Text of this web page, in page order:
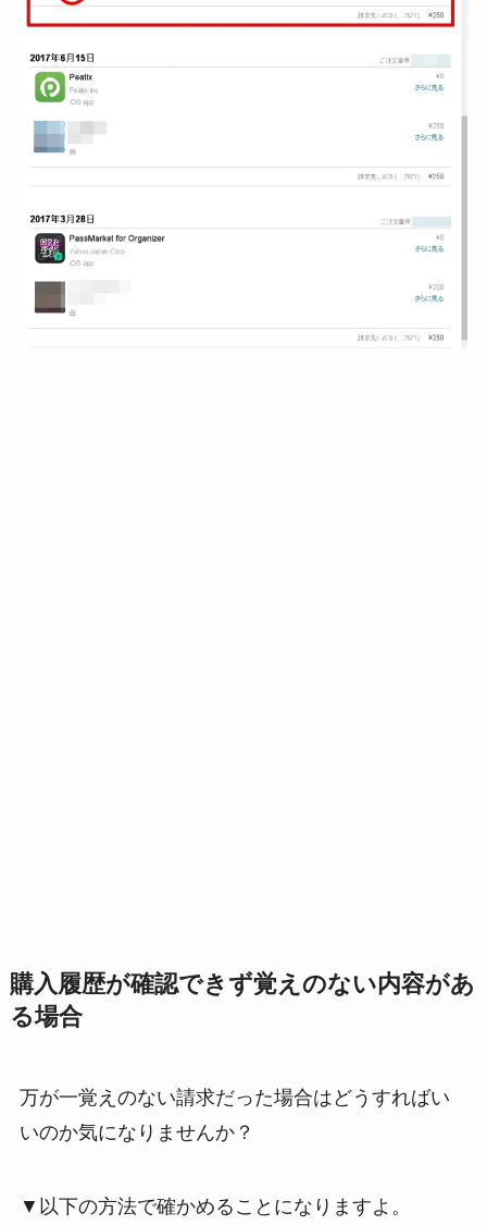
購入履歴が確認できず覚えのない内容があ
る場合
万が一覚えのない請求だった場合はどうすればい
いのか気になりませんか？
▼以下の方法で確かめることになりますよ。